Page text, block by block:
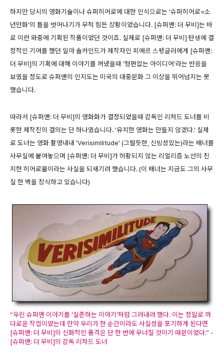
하지만 당시의 영화기술이나 슈퍼히어로에 대한 인식으로는 '슈퍼히어로=소
년만화'의 틀을 벗어나기가 무척 힘든 상황이었습니다. [슈퍼맨: 더 무비]는 바
로 이런 와중에 기획된 작품이었던 것이죠. 실제로 [슈퍼맨: 더 무비] 탄생에 결
정적인 기여를 했던 일야 솔카인드가 제작자인 피에르 스팽글러에게 [슈퍼맨:
더 무비]의 기획에 대해 이야기를 꺼냈을때 '형편없는 아이디어'라는 반응을
보였을 정도로 슈퍼맨의 인지도는 미국의 대중문화 그 이상을 뛰어넘지는 못
했습니다.
따라서 [슈퍼맨: 더 무비]의 영화화가 결정되었을때 감독인 리처드 도너를 비
롯한 제작진의 결의는 단 하나였습니다. '유치한 영화는 만들지 않겠다.' 실제
로 도너는 영화 촬영내내 'Verisimilitude' (그럴듯한, 신빙성있는)라는 배너를
사무실에 붙여놓으며 [슈퍼맨: 더 무비]가 허황되지 않는 리얼리즘 노선의 진
지한 히어로물이라는 사실을 되새기려 했습니다. (이 배너는 지금도 그의 사무
실 한 벽을 장식하고 있습니다)
“우린 슈퍼맨 이야기를 ‘실존하는 이야기’처럼 그려내려 했다. 이는 정말로 까
다로운 작업이었는데 만약 우리가 한 순간이라도 사실성을 포기하게 된다면
[슈퍼맨: 더 무비]의 신화적인 품격은 단 한 번에 무너질 것이기 때문이었다.” -
[슈퍼맨: 더 무비]의 감독 리차드 도너